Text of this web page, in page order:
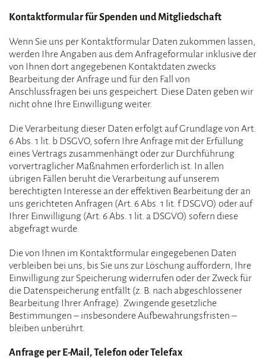
Kontaktformular für Spenden und Mitgliedschaft
Wenn Sie uns per Kontaktformular Daten zukommen lassen,
werden Ihre Angaben aus dem Anfrageformular inklusive der
von Ihnen dort angegebenen Kontaktdaten zwecks
Bearbeitung der Anfrage und für den Fall von
Anschlussfragen bei uns gespeichert. Diese Daten geben wir
nicht ohne Ihre Einwilligung weiter.
Die Verarbeitung dieser Daten erfolgt auf Grundlage von Art.
6 Abs. 1 lit. b DSGVO, sofern Ihre Anfrage mit der Erfüllung
eines Vertrags zusammenhängt oder zur Durchführung
vorvertraglicher Maßnahmen erforderlich ist. In allen
übrigen Fällen beruht die Verarbeitung auf unserem
berechtigten Interesse an der effektiven Bearbeitung der an
uns gerichteten Anfragen (Art. 6 Abs. 1 lit. f DSGVO) oder auf
Ihrer Einwilligung (Art. 6 Abs. 1 lit. a DSGVO) sofern diese
abgefragt wurde.
Die von Ihnen im Kontaktformular eingegebenen Daten
verbleiben bei uns, bis Sie uns zur Löschung auffordern, Ihre
Einwilligung zur Speicherung widerrufen oder der Zweck für
die Datenspeicherung entfällt (z. B. nach abgeschlossener
Bearbeitung Ihrer Anfrage). Zwingende gesetzliche
Bestimmungen – insbesondere Aufbewahrungsfristen –
bleiben unberührt.
Anfrage per E-Mail, Telefon oder Telefax